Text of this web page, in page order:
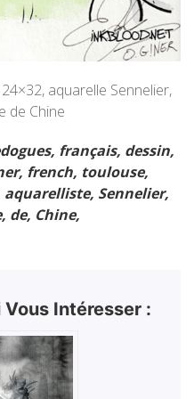
aquarelle Sennelier,
de Chine
français, dessin,
french, toulouse,
aquarelliste, Sennelier,
de, Chine,
Intéresser :